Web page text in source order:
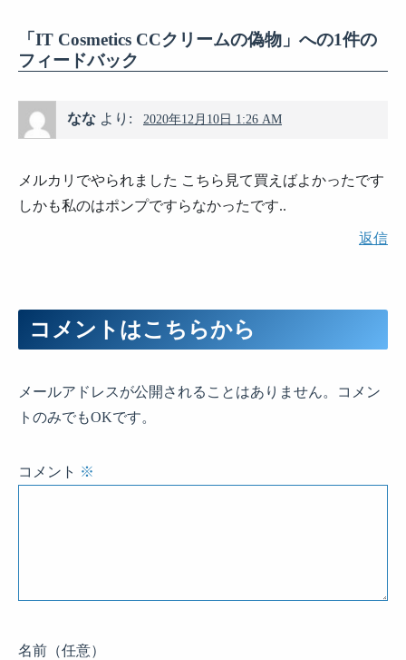
「IT Cosmetics CCクリームの偽物」への1件の
フィードバック
なな より: 2020年12月10日 1:26 AM
メルカリでやられました こちら見て買えばよかったです
しかも私のはポンプですらなかったです..
返信
コメントはこちらから
メールアドレスが公開されることはありません。コメン
トのみでもOKです。
コメント ※
名前 （任意）